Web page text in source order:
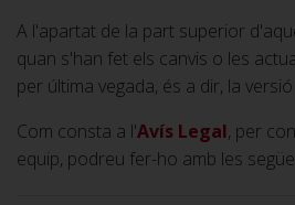
A l'apartat de la part superior
quan s'han fet els canvis o les
per última vegada, és a dir, la
Com consta a l'Avís Legal, per
equip, podreu fer-ho amb les